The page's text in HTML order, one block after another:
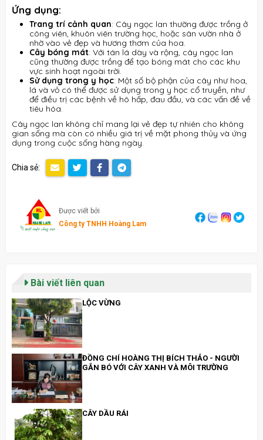
Ứng dụng:
Trang trí cảnh quan: Cây ngọc lan thường được trồng ở
công viên, khuôn viên trường học, hoặc sân vườn nhà ở
nhờ vào vẻ đẹp và hương thơm của hoa.
Cây bóng mát: Với tán lá dày và rộng, cây ngọc lan
cũng thường được trồng để tạo bóng mát cho các khu
vực sinh hoạt ngoài trời.
Sử dụng trong y học: Một số bộ phận của cây như hoa,
lá và vỏ có thể được sử dụng trong y học cổ truyền, như
để điều trị các bệnh về hô hấp, đau đầu, và các vấn đề về
tiêu hóa.
Cây ngọc lan không chỉ mang lại vẻ đẹp tự nhiên cho không
gian sống mà còn có nhiều giá trị về mặt phong thủy và ứng
dụng trong cuộc sống hàng ngày.
Chia sẻ:
Được viết bởi
Công ty TNHH Hoàng Lam
Bài viết liên quan
LỘC VỪNG
ĐỒNG CHÍ HOÀNG THỊ BÍCH THẢO - NGƯỜI
GẮN BÓ VỚI CÂY XANH VÀ MÔI TRƯỜNG
CÂY DẦU RÁI